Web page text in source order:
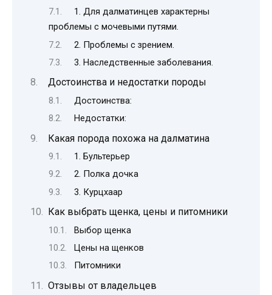
1. Для далматинцев характерны
проблемы с мочевыми путями.
2. Проблемы с зрением.
3. Наследственные заболевания.
Достоинства и недостатки породы
Достоинства:
Недостатки:
Какая порода похожа на далматина
1. Бультерьер
2. Полка дочка
3. Курцхаар
Как выбрать щенка, цены и питомники
Выбор щенка
Цены на щенков
Питомники
Отзывы от владельцев